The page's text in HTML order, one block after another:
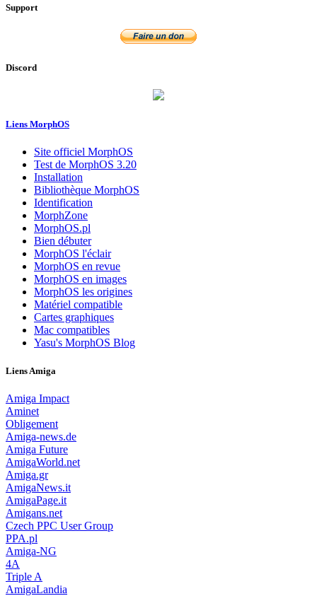
Support
Discord
Liens MorphOS
Site officiel MorphOS
Test de MorphOS 3.20
Installation
Bibliothèque MorphOS
Identification
MorphZone
MorphOS.pl
Bien débuter
MorphOS l'éclair
MorphOS en revue
MorphOS en images
MorphOS les origines
Matériel compatible
Cartes graphiques
Mac compatibles
Yasu's MorphOS Blog
Liens Amiga
Amiga Impact
Aminet
Obligement
Amiga-news.de
Amiga Future
AmigaWorld.net
Amiga.gr
AmigaNews.it
AmigaPage.it
Amigans.net
Czech PPC User Group
PPA.pl
Amiga-NG
4A
Triple A
AmigaLandia